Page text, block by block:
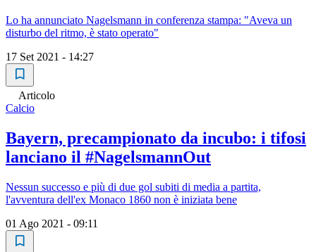
Lo ha annunciato Nagelsmann in conferenza stampa: "Aveva un
disturbo del ritmo, è stato operato"
17 Set 2021 - 14:27
Articolo
Calcio
Bayern, precampionato da incubo: i tifosi
lanciano il #NagelsmannOut
Nessun successo e più di due gol subiti di media a partita,
l'avventura dell'ex Monaco 1860 non è iniziata bene
01 Ago 2021 - 09:11